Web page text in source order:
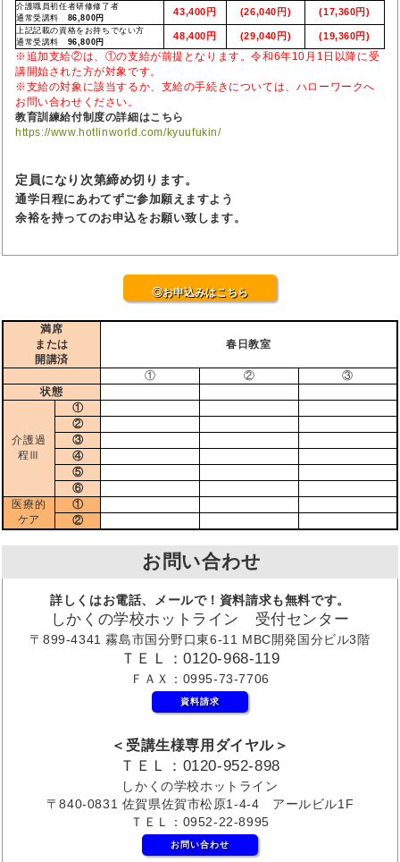
介護職員初任者研修修了者
通常受講料 86,800円
43,400円 (26,040円) (17,360円)
上記記載の資格をお持ちでない方
通常受講料 96,800円
48,400円 (29,040円) (19,360円)
※追加支給②は、①の支給が前提となります。令和6年10月1日以降に受
講開始された方が対象です。
※支給の対象に該当するか、支給の手続きについては、ハローワークへ
お問い合わせください。
教育訓練給付制度の詳細はこちら
https://www.hotlinworld.com/kyuufukin/
定員になり次第締め切ります。
通学日程にあわてずご参加願えますよう
余裕を持ってのお申込をお願い致します。
◎お申込みはこちら
満席
または
開講済
春日教室
① ②
③
状態
介護過
程Ⅲ
①
②
③
④
⑤
⑥
医療的
ケア
①
②
お問い合わせ
詳しくはお電話、メールで！資料請求も無料です。
しかくの学校ホットライン 受付センター
〒899-4341 霧島市国分野口東6-11 MBC開発国分ビル3階
ＴＥＬ：0120-968-119
ＦＡＸ：0995-73-7706
資料請求
＜受講生様専用ダイヤル＞
ＴＥＬ：0120-952-898
しかくの学校ホットライン
〒840-0831 佐賀県佐賀市松原1-4-4 アールビル1F
ＴＥＬ：0952-22-8995
お問い合わせ